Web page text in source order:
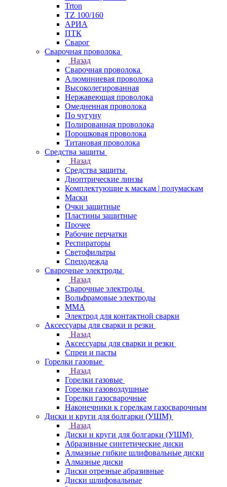
Trton
TZ 100/160
АРИА
ПТК
Сварог
Сварочная проволока
Назад
Сварочная проволока
Алюминиевая проволока
Высоколегированная
Нержавеющая проволока
Омедненная проволока
По чугуну
Полированная проволока
Порошковая проволока
Титановая проволока
Средства защиты
Назад
Средства защиты
Диоптрические линзы
Комплектующие к маскам | полумаскам
Маски
Очки защитные
Пластины защитные
Прочее
Рабочие перчатки
Респираторы
Светофильтры
Спецодежда
Сварочные электроды
Назад
Сварочные электроды
Вольфрамовые электроды
ММА
Электрод для контактной сварки
Аксессуары для сварки и резки
Назад
Аксессуары для сварки и резки
Спреи и пасты
Горелки газовые
Назад
Горелки газовые
Горелки газовоздушные
Горелки газосварочные
Наконечники к горелкам газосварочным
Диски и круги для болгарки (УШМ)
Назад
Диски и круги для болгарки (УШМ)
Абразивные синтетические диски
Алмазные гибкие шлифовальные диски
Алмазные диски
Диски отрезные абразивные
Диски шлифовальные